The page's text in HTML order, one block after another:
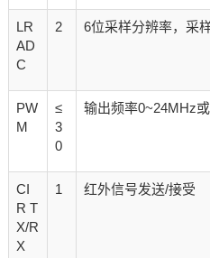
LR
AD
C
2 6位采样分辨率，采
PW
M
≤
3
0
输出频率0~24MHz
CI
R T
X/R
X
1 红外信号发送/接受